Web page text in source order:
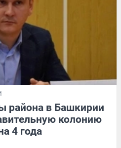
района в Башкирии
колонию
4 года